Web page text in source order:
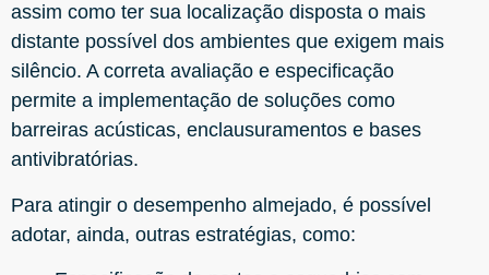
assim como ter sua localização disposta o mais
distante possível dos ambientes que exigem mais
silêncio. A correta avaliação e especificação
permite a implementação de soluções como
barreiras acústicas, enclausuramentos e bases
antivibratórias.
Para atingir o desempenho almejado, é possível
adotar, ainda, outras estratégias, como: